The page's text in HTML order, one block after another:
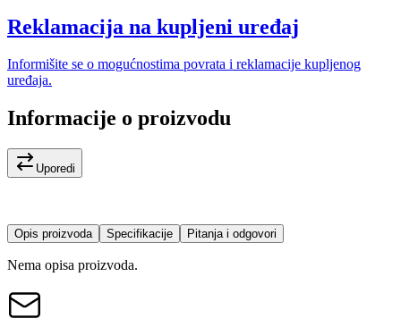
Reklamacija na kupljeni uređaj
Informišite se o mogućnostima povrata i reklamacije kupljenog
uređaja.
Informacije o proizvodu
Uporedi
Opis proizvoda Specifikacije Pitanja i odgovori
Nema opisa proizvoda.